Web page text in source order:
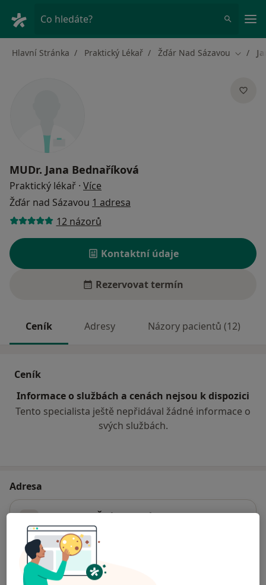
Co hledáte?
Hlavní Stránka Praktický Lékař Žďár Nad Sázavou Změna
MUDr. Jana Bednaříková
Praktický lékař · Více
Žďár nad Sázavou 1 adresa
12 názorů
Kontaktní údaje
Rezervovat termín
Ceník Adresy Názory pacientů (12)
Ceník
Informace o službách a cenách nejsou k dispozici
Tento specialista ještě nepřidával žádné informace o
svých službách.
Adresa
Poliklinika Žďár nad Sázavou
Studentská 1699/4,
Přiblížit mapu